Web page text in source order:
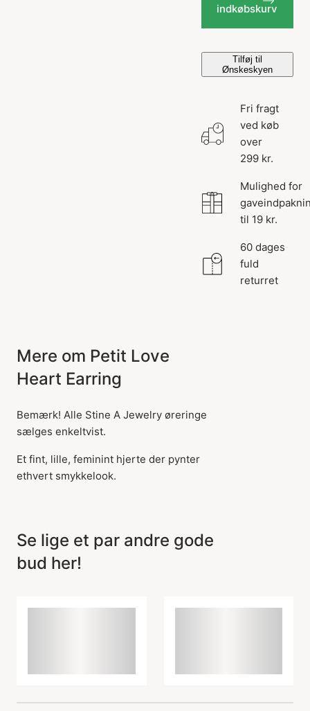
indkøbskurv
Tilføj til
Ønskeskyen
Fri fragt
ved køb
over
299 kr.
Mulighed for
til 19 kr.
60 dages
fuld
returret
Mere om Petit Love
Heart Earring
Bemærk! Alle Stine A Jewelry øreringe
sælges enkeltvist.
Et fint, lille, feminint hjerte der pynter
ethvert smykkelook.
Se lige et par andre gode
bud her!